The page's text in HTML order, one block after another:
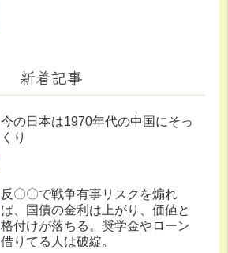
新着記事
今の日本は1970年代の中国にそっ
くり
反〇〇で戦争有事リスクを煽れ
ば、国債の金利は上がり、価値と
格付けが落ちる。奨学金やローン
借りてる人は破綻。